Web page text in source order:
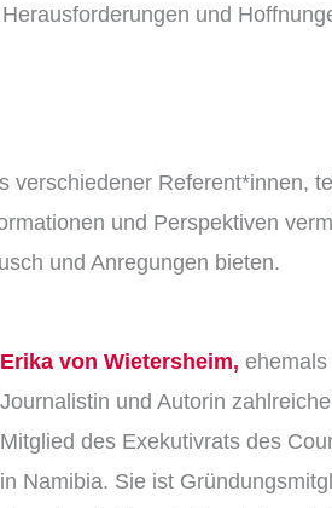
Herausforderungen und
verschiedener Referent*innen,
und Perspektiven
und Anregungen bieten.
Erika von Wietersheim,
Journalistin und Autorin
Mitglied des Exekutivrats des
in Namibia. Sie ist